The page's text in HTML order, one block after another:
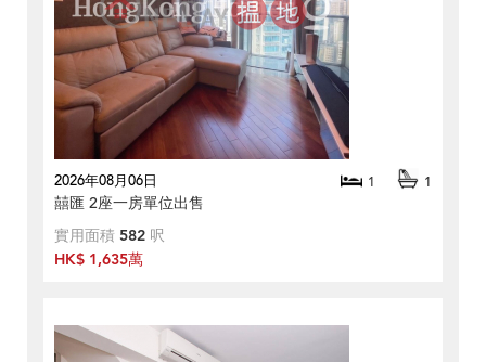
2026年08月06日 1 1
囍匯 2座一房單位出售
實用面積 582 呎
HK$ 1,635萬